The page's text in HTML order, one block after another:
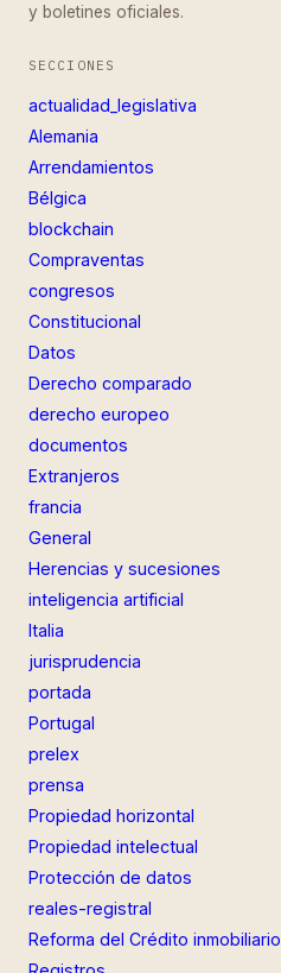
y boletines oficiales.
SECCIONES
actualidad_legislativa
Alemania
Arrendamientos
Bélgica
blockchain
Compraventas
congresos
Constitucional
Datos
Derecho comparado
derecho europeo
documentos
Extranjeros
francia
General
Herencias y sucesiones
inteligencia artificial
Italia
jurisprudencia
portada
Portugal
prelex
prensa
Propiedad horizontal
Propiedad intelectual
Protección de datos
reales-registral
Reforma del Crédito inmobiliario